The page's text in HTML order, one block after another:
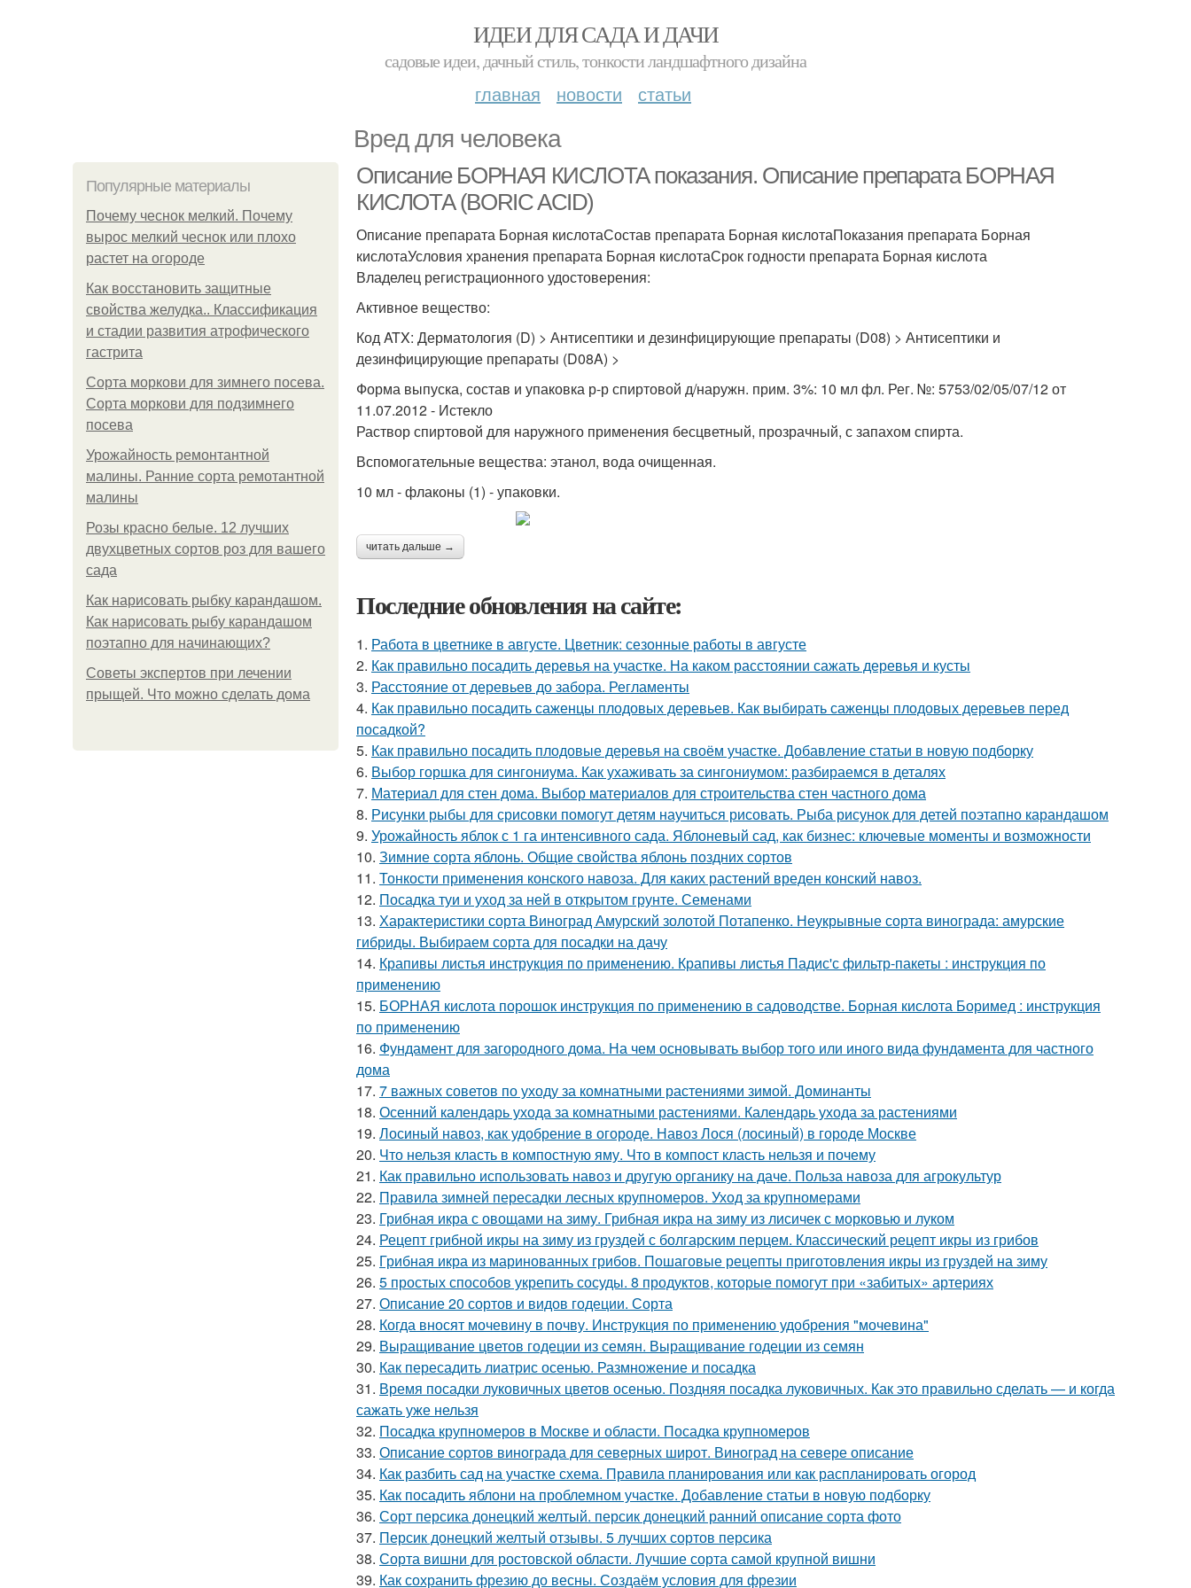
ИДЕИ ДЛЯ САДА И ДАЧИ
садовые идеи, дачный стиль, тонкости ландшафтного дизайна
главная новости статьи
Вред для человека
Популярные материалы
Почему чеснок мелкий. Почему
вырос мелкий чеснок или плохо
растет на огороде
Как восстановить защитные
свойства желудка.. Классификация
и стадии развития атрофического
гастрита
Сорта моркови для зимнего посева.
Сорта моркови для подзимнего
посева
Урожайность ремонтантной
малины. Ранние сорта ремотантной
малины
Розы красно белые. 12 лучших
двухцветных сортов роз для вашего
сада
Как нарисовать рыбку карандашом.
Как нарисовать рыбу карандашом
поэтапно для начинающих?
Советы экспертов при лечении
прыщей. Что можно сделать дома
Описание БОРНАЯ КИСЛОТА показания. Описание препарата БОРНАЯ
КИСЛОТА (BORIC ACID)
Описание препарата Борная кислотаСостав препарата Борная кислотаПоказания препарата Борная
кислотаУсловия хранения препарата Борная кислотаСрок годности препарата Борная кислота
Владелец регистрационного удостоверения:
Активное вещество:
Код ATX: Дерматология (D) > Антисептики и дезинфицирующие препараты (D08) > Антисептики и
дезинфицирующие препараты (D08A) >
Форма выпуска, состав и упаковка р-р спиртовой д/наружн. прим. 3%: 10 мл фл. Рег. №: 5753/02/05/07/12 от
11.07.2012 - Истекло
Раствор спиртовой для наружного применения бесцветный, прозрачный, с запахом спирта.
Вспомогательные вещества: этанол, вода очищенная.
10 мл - флаконы (1) - упаковки.
читать дальше →
Последние обновления на сайте:
1. Работа в цветнике в августе. Цветник: сезонные работы в августе
2. Как правильно посадить деревья на участке. На каком расстоянии сажать деревья и кусты
3. Расстояние от деревьев до забора. Регламенты
4. Как правильно посадить саженцы плодовых деревьев. Как выбирать саженцы плодовых деревьев перед
посадкой?
5. Как правильно посадить плодовые деревья на своём участке. Добавление статьи в новую подборку
6. Выбор горшка для сингониума. Как ухаживать за сингониумом: разбираемся в деталях
7. Материал для стен дома. Выбор материалов для строительства стен частного дома
8. Рисунки рыбы для срисовки помогут детям научиться рисовать. Рыба рисунок для детей поэтапно карандашом
9. Урожайность яблок с 1 га интенсивного сада. Яблоневый сад, как бизнес: ключевые моменты и возможности
10. Зимние сорта яблонь. Общие свойства яблонь поздних сортов
11. Тонкости применения конского навоза. Для каких растений вреден конский навоз.
12. Посадка туи и уход за ней в открытом грунте. Семенами
13. Характеристики сорта Виноград Амурский золотой Потапенко. Неукрывные сорта винограда: амурские
гибриды. Выбираем сорта для посадки на дачу
14. Крапивы листья инструкция по применению. Крапивы листья Падис'с фильтр-пакеты : инструкция по
применению
15. БОРНАЯ кислота порошок инструкция по применению в садоводстве. Борная кислота Боримед : инструкция
по применению
16. Фундамент для загородного дома. На чем основывать выбор того или иного вида фундамента для частного
дома
17. 7 важных советов по уходу за комнатными растениями зимой. Доминанты
18. Осенний календарь ухода за комнатными растениями. Календарь ухода за растениями
19. Лосиный навоз, как удобрение в огороде. Навоз Лося (лосиный) в городе Москве
20. Что нельзя класть в компостную яму. Что в компост класть нельзя и почему
21. Как правильно использовать навоз и другую органику на даче. Польза навоза для агрокультур
22. Правила зимней пересадки лесных крупномеров. Уход за крупномерами
23. Грибная икра с овощами на зиму. Грибная икра на зиму из лисичек с морковью и луком
24. Рецепт грибной икры на зиму из груздей с болгарским перцем. Классический рецепт икры из грибов
25. Грибная икра из маринованных грибов. Пошаговые рецепты приготовления икры из груздей на зиму
26. 5 простых способов укрепить сосуды. 8 продуктов, которые помогут при «забитых» артериях
27. Описание 20 сортов и видов годеции. Сорта
28. Когда вносят мочевину в почву. Инструкция по применению удобрения "мочевина"
29. Выращивание цветов годеции из семян. Выращивание годеции из семян
30. Как пересадить лиатрис осенью. Размножение и посадка
31. Время посадки луковичных цветов осенью. Поздняя посадка луковичных. Как это правильно сделать — и когда
сажать уже нельзя
32. Посадка крупномеров в Москве и области. Посадка крупномеров
33. Описание сортов винограда для северных широт. Виноград на севере описание
34. Как разбить сад на участке схема. Правила планирования или как распланировать огород
35. Как посадить яблони на проблемном участке. Добавление статьи в новую подборку
36. Сорт персика донецкий желтый. персик донецкий ранний описание сорта фото
37. Персик донецкий желтый отзывы. 5 лучших сортов персика
38. Сорта вишни для ростовской области. Лучшие сорта самой крупной вишни
39. Как сохранить фрезию до весны. Создаём условия для фрезии